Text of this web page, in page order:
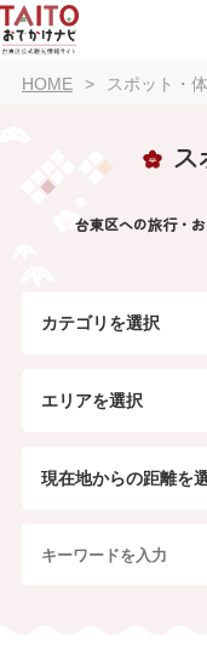
HOME スポット・
台東区への旅行・
カテゴリを選択
エリアを選択
現在地からの距離を